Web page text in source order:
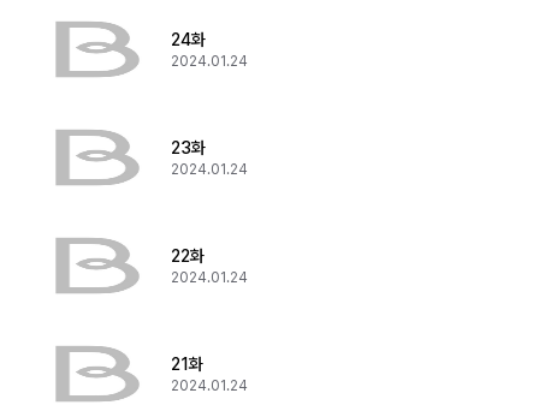
24화
2024.01.24
23화
2024.01.24
22화
2024.01.24
21화
2024.01.24